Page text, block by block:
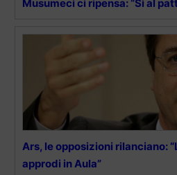
Musumeci ci ripensa: “Sì al
Ars, le opposizioni rilanciano:
approdi in Aula”